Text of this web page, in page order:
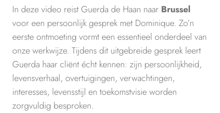
In deze video reist Guerda de Haan naar Brussel
voor een persoonlijk gesprek met Dominique. Zo’n
eerste ontmoeting vormt een essentieel onderdeel van
onze werkwijze. Tijdens dit uitgebreide gesprek leert
Guerda haar cliënt écht kennen: zijn persoonlijkheid,
levensverhaal, overtuigingen, verwachtingen,
interesses, levensstijl en toekomstvisie worden
zorgvuldig besproken.